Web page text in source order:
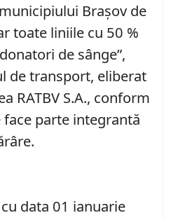
Braşov de
toate liniile cu 50 %
de sânge”,
de transport, eliberat
RATBV S.A., conform
face parte integrantă
data 01 ianuarie